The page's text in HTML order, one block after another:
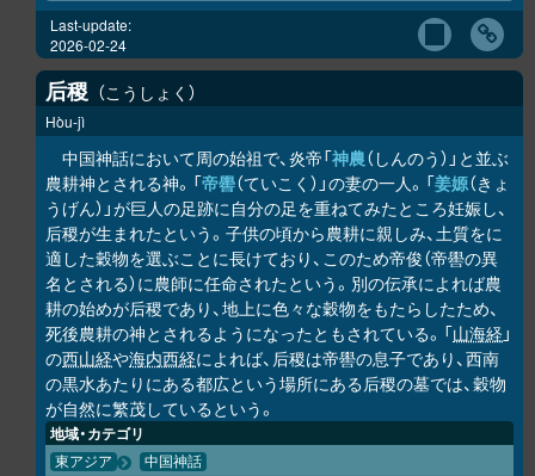
Last-update:
2026-02-24
后稷 こうしょく
Hòu-jì
中国神話において周の始祖で、炎帝「神農（しんのう）」と並ぶ
農耕神とされる神。「帝嚳（ていこく）」の妻の一人。「姜嫄（きょ
うげん）」が巨人の足跡に自分の足を重ねてみたところ妊娠し、
后稷が生まれたという。子供の頃から農耕に親しみ、土質をに
適した穀物を選ぶことに長けており、このため帝俊（帝嚳の異
名とされる）に農師に任命されたという。別の伝承によれば農
耕の始めが后稷であり、地上に色々な穀物をもたらしたため、
死後農耕の神とされるようになったともされている。「山海経 」
の西山経や海内西経によれば、后稷は帝嚳の息子であり、西南
の黒水あたりにある都広という場所にある后稷の墓では、穀物
が自然に繁茂しているという。
地域・カテゴリ
東アジア 中国神話